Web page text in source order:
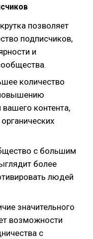
позволяет
подписчиков,
и
количество
контента,
с большим
более
людей
значительного
возможности
с